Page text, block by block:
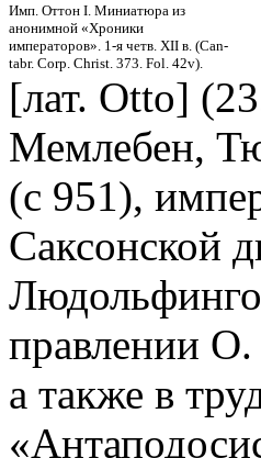
Имп. Оттон I. Миниатюра из
анонимной «Хроники
императоров». 1-я четв. XII в. (Can-
tabr. Corp. Christ. 373. Fol. 42v).
[лат. Otto]
Мемлебен,
(с 951),
Саксонской
правлении О.
а также в